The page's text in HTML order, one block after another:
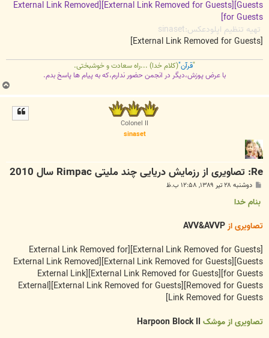
Guests]
[External Link Removed for Guests]
[External Link Removed
for Guests]
تهیه تنظیم اپلودعکس:sinaset
[External Link Removed for Guests]
"قرآن"(کلام خدا) ...راه سعادت و خوشبختی.
با عرض پوزش،دیگر در انجمن حضور ندارم،که به پیام ها پاسخ بدم.
Colonel II
sinaset
Re: تصاویری از رزمایش دریایی چند ملیتی Rimpac سال 2010
ت
دوشنبه ۲۸ تیر ۱۳۸۹, ۱۲:۵۸ ب.ظ
بنام خدا
تصاویری ازAVV&AVVP
[External Link Removed for Guests]
[External Link Removed for
Guests]
[External Link Removed for Guests]
[External Link Removed
for Guests]
[External Link Removed for Guests]
[External Link
Removed for Guests]
[External Link Removed for Guests]
[External
Link Removed for Guests]
تصاویری از موشک